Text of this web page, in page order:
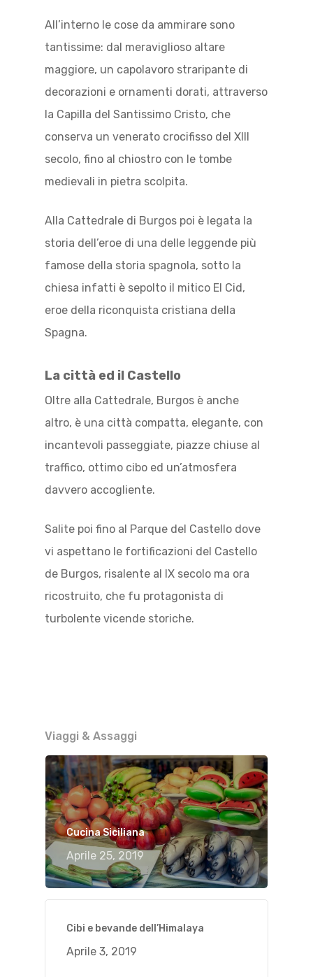
All’interno le cose da ammirare sono
tantissime: dal meraviglioso altare
maggiore, un capolavoro straripante di
decorazioni e ornamenti dorati, attraverso
la Capilla del Santissimo Cristo, che
conserva un venerato crocifisso del XIII
secolo, fino al chiostro con le tombe
medievali in pietra scolpita.
Alla Cattedrale di Burgos poi è legata la
storia dell’eroe di una delle leggende più
famose della storia spagnola, sotto la
chiesa infatti è sepolto il mitico El Cid,
eroe della riconquista cristiana della
Spagna.
La città ed il Castello
Oltre alla Cattedrale, Burgos è anche
altro, è una città compatta, elegante, con
incantevoli passeggiate, piazze chiuse al
traffico, ottimo cibo ed un’atmosfera
davvero accogliente.
Salite poi fino al Parque del Castello dove
vi aspettano le fortificazioni del Castello
de Burgos, risalente al IX secolo ma ora
ricostruito, che fu protagonista di
turbolente vicende storiche.
Viaggi & Assaggi
Cucina Siciliana
Aprile 25, 2019
Cibi e bevande dell’Himalaya
Aprile 3, 2019